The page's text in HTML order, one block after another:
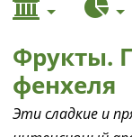
Фрукты.
фенхеля
Эти сладкие и